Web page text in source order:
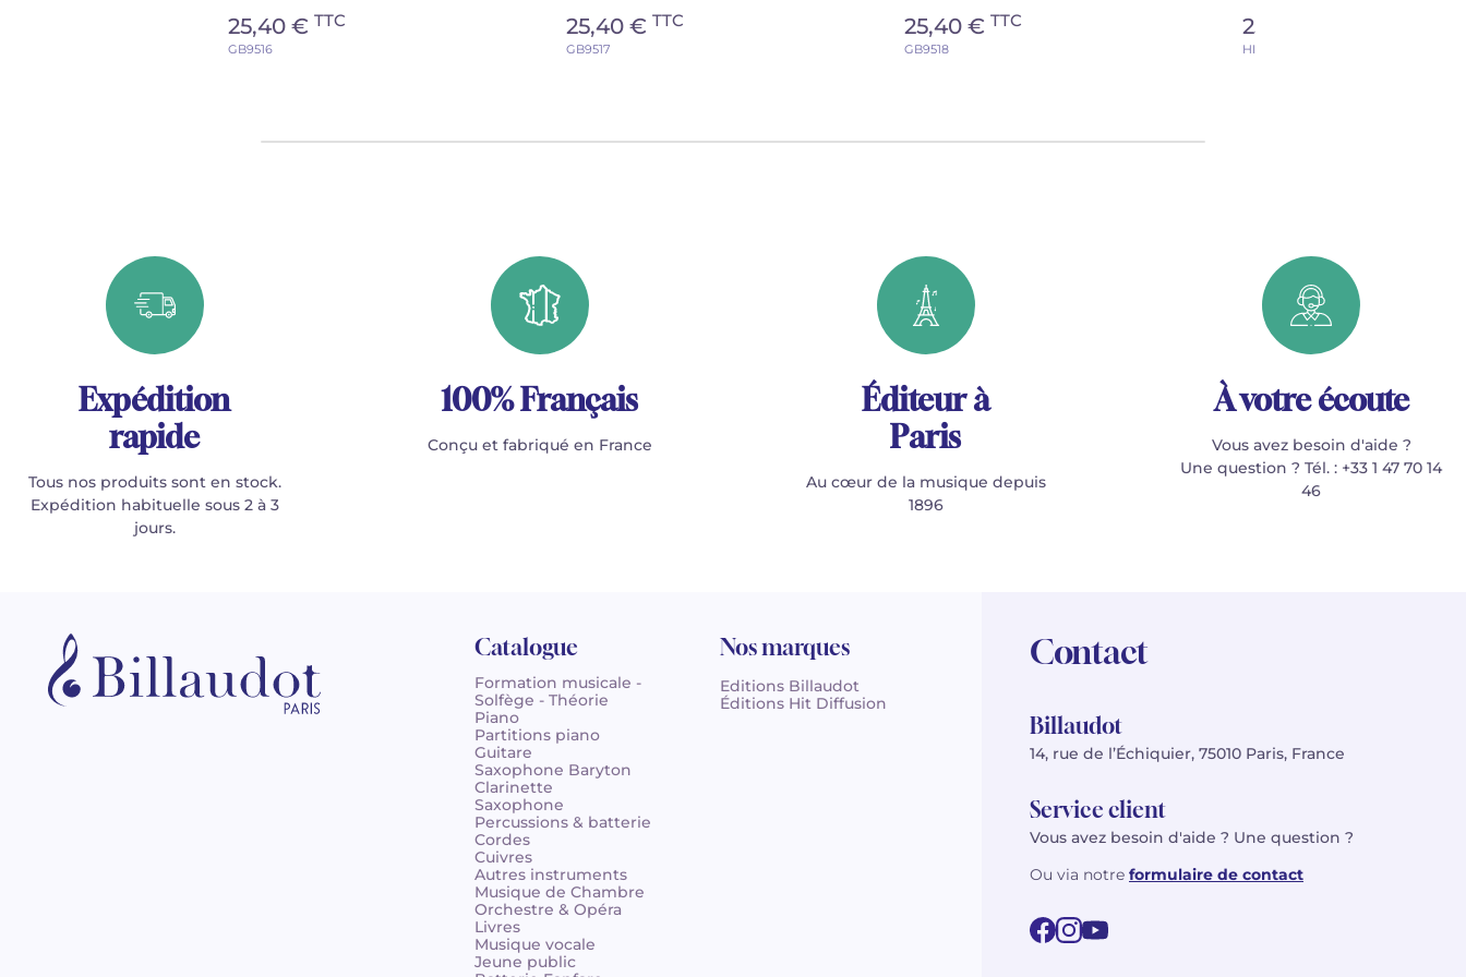
25,40 € TTC
GB9516
25,40 € TTC
GB9517
25,40 € TTC
GB9518
25,40 €
HIT25018
Expédition
rapide
Tous nos produits sont en stock.
Expédition habituelle sous 2 à 3
jours.
100% Français
Conçu et fabriqué en France
Éditeur à
Paris
Au cœur de la musique depuis
1896
À votre écoute
Vous avez besoin d'aide ?
Une question ? Tél. : +33 1 47 70 14
46
Catalogue
Formation musicale -
Solfège - Théorie
Piano
Partitions piano
Guitare
Saxophone Baryton
Clarinette
Saxophone
Percussions & batterie
Cordes
Cuivres
Autres instruments
Musique de Chambre
Orchestre & Opéra
Livres
Musique vocale
Jeune public
Nos marques
Editions Billaudot
Éditions Hit Diffusion
Contact
Billaudot
14, rue de l’Échiquier, 75010 Paris, France
Service client
Vous avez besoin d'aide ? Une question ?
Ou via notre formulaire de contact